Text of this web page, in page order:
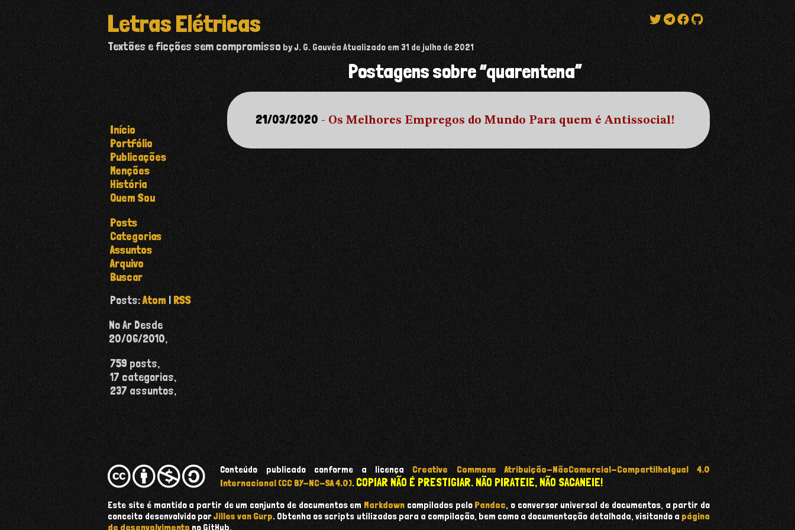
Letras Elétricas
Textões e ficções sem compromisso by J. G. Gouvêa Atualizado em31 de julho de 2021
Início
Portfólio
Publicações
Menções
História
Quem Sou
Posts
Categorias
Assuntos
Arquivo
Buscar
Posts:Atom |RSS
No Ar Desde
20/06/2010,
759 posts,
17 categorias,
237 assuntos,
Postagens sobre “quarentena”
21/03/2020 - Os Melhores Empregos do Mundo Para quem é Antissocial!
Conteúdo publicado conforme a licença Creative Commons Atribuição-NãoComercial-CompartilhaIgual 4.0
Internacional (CC BY-NC-SA 4.0). COPIAR NÃO É PRESTIGIAR. NÃO PIRATEIE, NÃO SACANEIE!
Este site é mantido a partir de um conjunto de documentos emMarkdown compilados peloPandoc , o conversor universal de documentos, a partir do
conceito desenvolvido por Jilles van Gurp. Obtenha os scripts utilizados para a compilação, bem como a documentação detalhada, visitando a página
de desenvolvimentono GitHub.